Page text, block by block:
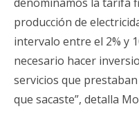
producción de
intervalo entre el 2% y
necesario hacer
servicios que
que sacaste”, detalla